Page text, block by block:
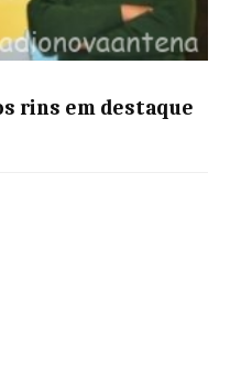
rins em destaque